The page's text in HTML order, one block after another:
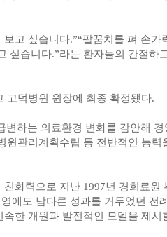
고 싶습니다.”“팔꿈치를 펴 손가
싶습니다.”라는 환자들의 간절하
고덕병원 원장에 최종 확정됐다.
변하는 의료환경 변화를 감안해
원관리계획수립 등 전반적인 능력
화력으로 지난 1997년 경희료원
에도 남다른 성과를 거두었던 전
한 개원과 발전적인 모델을 제시